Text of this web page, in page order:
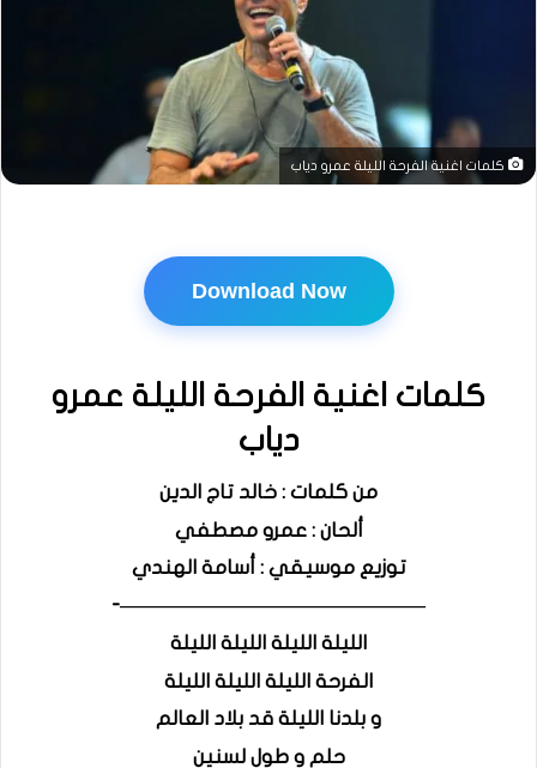
كلمات اغنية الفرحة الليلة عمرو دياب
Download Now
كلمات اغنية الفرحة الليلة عمرو
دياب
من كلمات : خالد تاج الدين
ألحان : عمرو مصطفي
توزيع موسيقي : أسامة الهندي
———————————————-
الليلة الليلة الليلة الليلة
الفرحة الليلة الليلة الليلة
و بلدنا الليلة قد بلاد العالم
حلم و طول لسنين